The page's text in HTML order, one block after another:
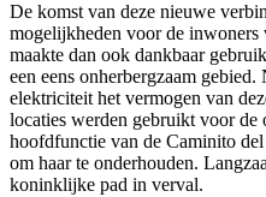
De komst van deze nieuwe
mogelijkheden voor de inwoners
maakte dan ook dankbaar
een eens onherbergzaam gebied.
elektriciteit het vermogen van
locaties werden gebruikt voor
hoofdfunctie van de Caminito
om haar te onderhouden.
koninklijke pad in verval.